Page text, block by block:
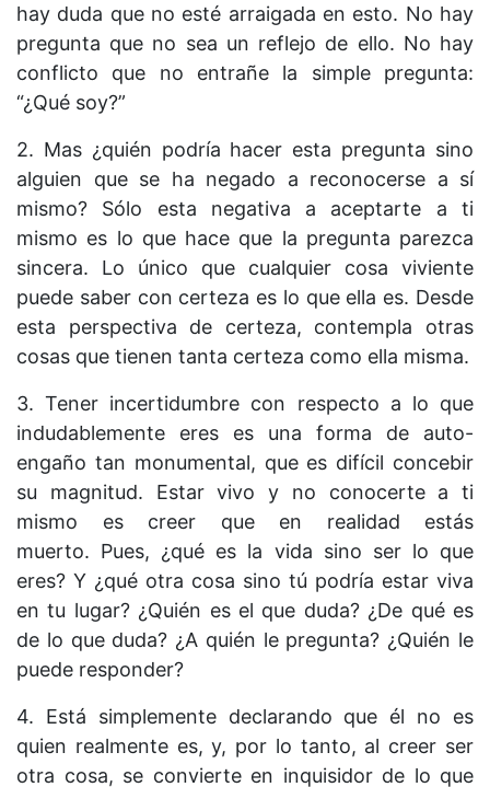
hay duda que no esté arraigada en esto. No hay
pregunta que no sea un reflejo de ello. No hay
conflicto que no entrañe la simple pregunta:
“¿Qué soy?”
2. Mas ¿quién podría hacer esta pregunta sino
alguien que se ha negado a reconocerse a sí
mismo? Sólo esta negativa a aceptarte a ti
mismo es lo que hace que la pregunta parezca
sincera. Lo único que cualquier cosa viviente
puede saber con certeza es lo que ella es. Desde
esta perspectiva de certeza, contempla otras
cosas que tienen tanta certeza como ella misma.
3. Tener incertidumbre con respecto a lo que
indudablemente eres es una forma de auto-
engaño tan monumental, que es difícil concebir
su magnitud. Estar vivo y no conocerte a ti
mismo es creer que en realidad estás
muerto. Pues, ¿qué es la vida sino ser lo que
eres? Y ¿qué otra cosa sino tú podría estar viva
en tu lugar? ¿Quién es el que duda? ¿De qué es
de lo que duda? ¿A quién le pregunta? ¿Quién le
puede responder?
4. Está simplemente declarando que él no es
quien realmente es, y, por lo tanto, al creer ser
otra cosa, se convierte en inquisidor de lo que